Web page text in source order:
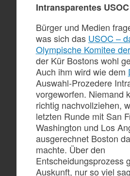
Intransparentes USOC
Bürger und Medien
was sich das USOC –
Olympische Komitee
der Kür Bostons wohl
Auch ihm wird wie dem
Auswahl-Prozedere
vorgeworfen. Niemand
richtig nachvollziehen,
letzten Runde mit San
Washington und Los
ausgerechnet Boston
machte. Über den
Entscheidungsprozess
Auskunft, nur so viel